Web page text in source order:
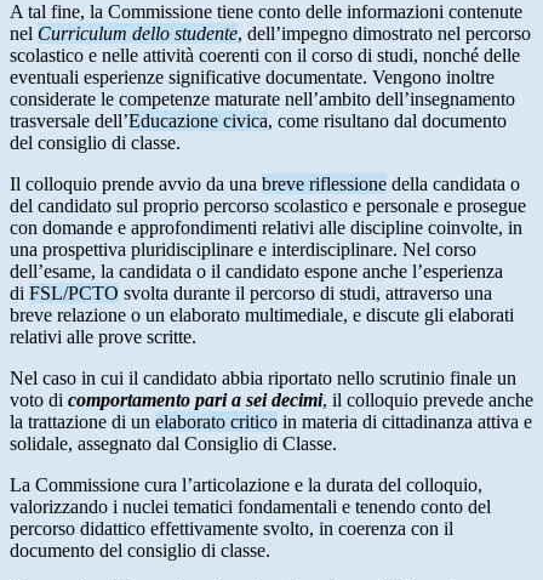
A tal fine, la Commissione tiene conto delle informazioni contenute
nel Curriculum dello studente, dell’impegno dimostrato nel percorso
scolastico e nelle attività coerenti con il corso di studi, nonché delle
eventuali esperienze significative documentate. Vengono inoltre
considerate le competenze maturate nell’ambito dell’insegnamento
trasversale dell’Educazione civica, come risultano dal documento
del consiglio di classe.
Il colloquio prende avvio da una breve riflessione della candidata o
del candidato sul proprio percorso scolastico e personale e prosegue
con domande e approfondimenti relativi alle discipline coinvolte, in
una prospettiva pluridisciplinare e interdisciplinare. Nel corso
dell’esame, la candidata o il candidato espone anche l’esperienza
di FSL/PCTO svolta durante il percorso di studi, attraverso una
breve relazione o un elaborato multimediale, e discute gli elaborati
relativi alle prove scritte.
Nel caso in cui il candidato abbia riportato nello scrutinio finale un
voto di comportamento pari a sei decimi, il colloquio prevede anche
la trattazione di un elaborato critico in materia di cittadinanza attiva e
solidale, assegnato dal Consiglio di Classe.
La Commissione cura l’articolazione e la durata del colloquio,
valorizzando i nuclei tematici fondamentali e tenendo conto del
percorso didattico effettivamente svolto, in coerenza con il
documento del consiglio di classe.